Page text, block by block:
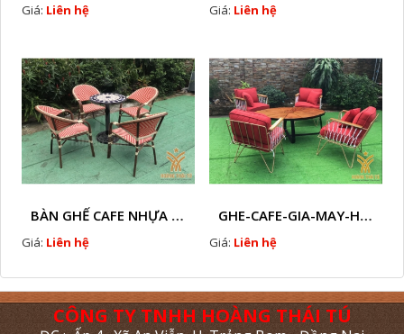
Giá: Liên hệ Giá: Liên hệ
BÀN GHẾ CAFE NHỰA GIẢ MÂY HTT - L112
Giá: Liên hệ
GHE-CAFE-GIA-MAY-HTT - L110
Giá: Liên hệ
CÔNG TY TNHH HOÀNG THÁI TÚ